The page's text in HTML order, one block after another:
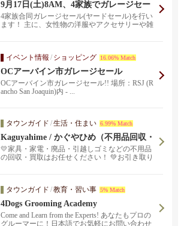
9月17日(土)8AM、4家族でガレージセー
ルを行います！
4家族合同ガレージセール(ヤードセール)を行い
ます！ 主に、女性物の洋服やアクセサリーや雑
イベント情報 / ショッピング 16.06% Match
OCアーバイン市ガレージセール
OCアーバイン市ガレージセール!! 場所：RSJ (R
ancho San Joaquin)内 - ...
タウンガイド /生活・住まい 6.99% Match
Kaguyahime / かぐやひめ（不用品回収・
買取）
💛家具・家電・廃品・引越しゴミなどの不用品
の回収・買取はお任せください！ 💚お引き取り
(424)201-9975
タウンガイド /教育・習い事 5% Match
4Dogs Grooming Academy
Come and Learn from the Experts! あなたもプロの
グルーマーに！日本語でお気軽にお問い合わせ